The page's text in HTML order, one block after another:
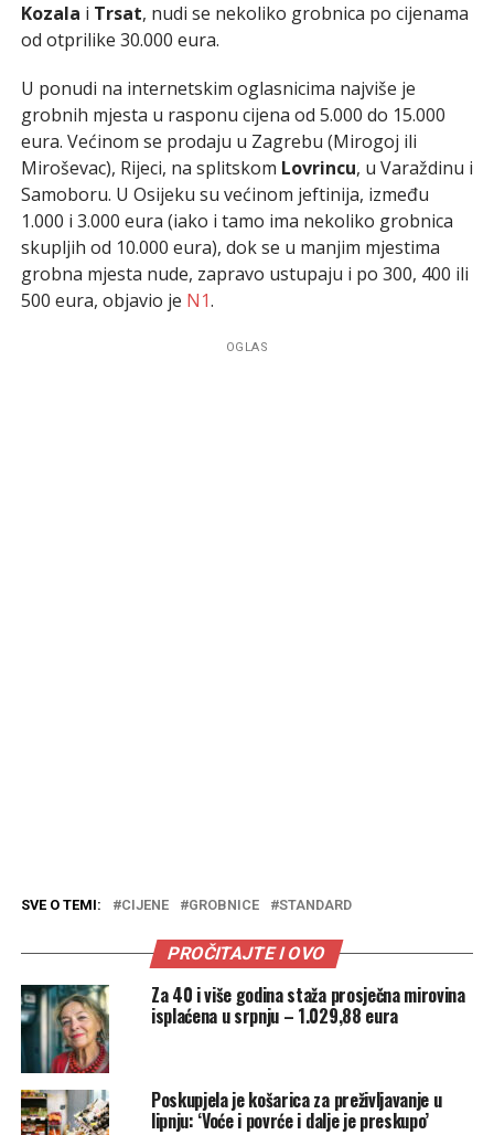
Kozala i Trsat, nudi se nekoliko grobnica po cijenama
od otprilike 30.000 eura.
U ponudi na internetskim oglasnicima najviše je
grobnih mjesta u rasponu cijena od 5.000 do 15.000
eura. Većinom se prodaju u Zagrebu (Mirogoj ili
Miroševac), Rijeci, na splitskom Lovrincu, u Varaždinu i
Samoboru. U Osijeku su većinom jeftinija, između
1.000 i 3.000 eura (iako i tamo ima nekoliko grobnica
skupljih od 10.000 eura), dok se u manjim mjestima
grobna mjesta nude, zapravo ustupaju i po 300, 400 ili
500 eura, objavio je N1.
OGLAS
SVE O TEMI: CIJENE GROBNICE STANDARD
PROČITAJTE I OVO
Za 40 i više godina staža prosječna mirovina
isplaćena u srpnju – 1.029,88 eura
Poskupjela je košarica za preživljavanje u
lipnju: ‘Voće i povrće i dalje je preskupo’